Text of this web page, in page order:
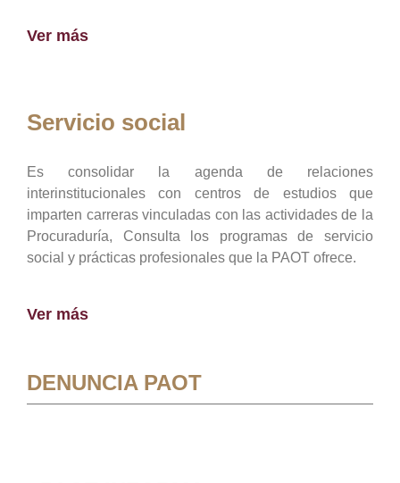
Ver más
Servicio social
Es consolidar la agenda de relaciones
interinstitucionales con centros de estudios que
imparten carreras vinculadas con las actividades de la
Procuraduría, Consulta los programas de servicio
social y prácticas profesionales que la PAOT ofrece.
Ver más
DENUNCIA PAOT